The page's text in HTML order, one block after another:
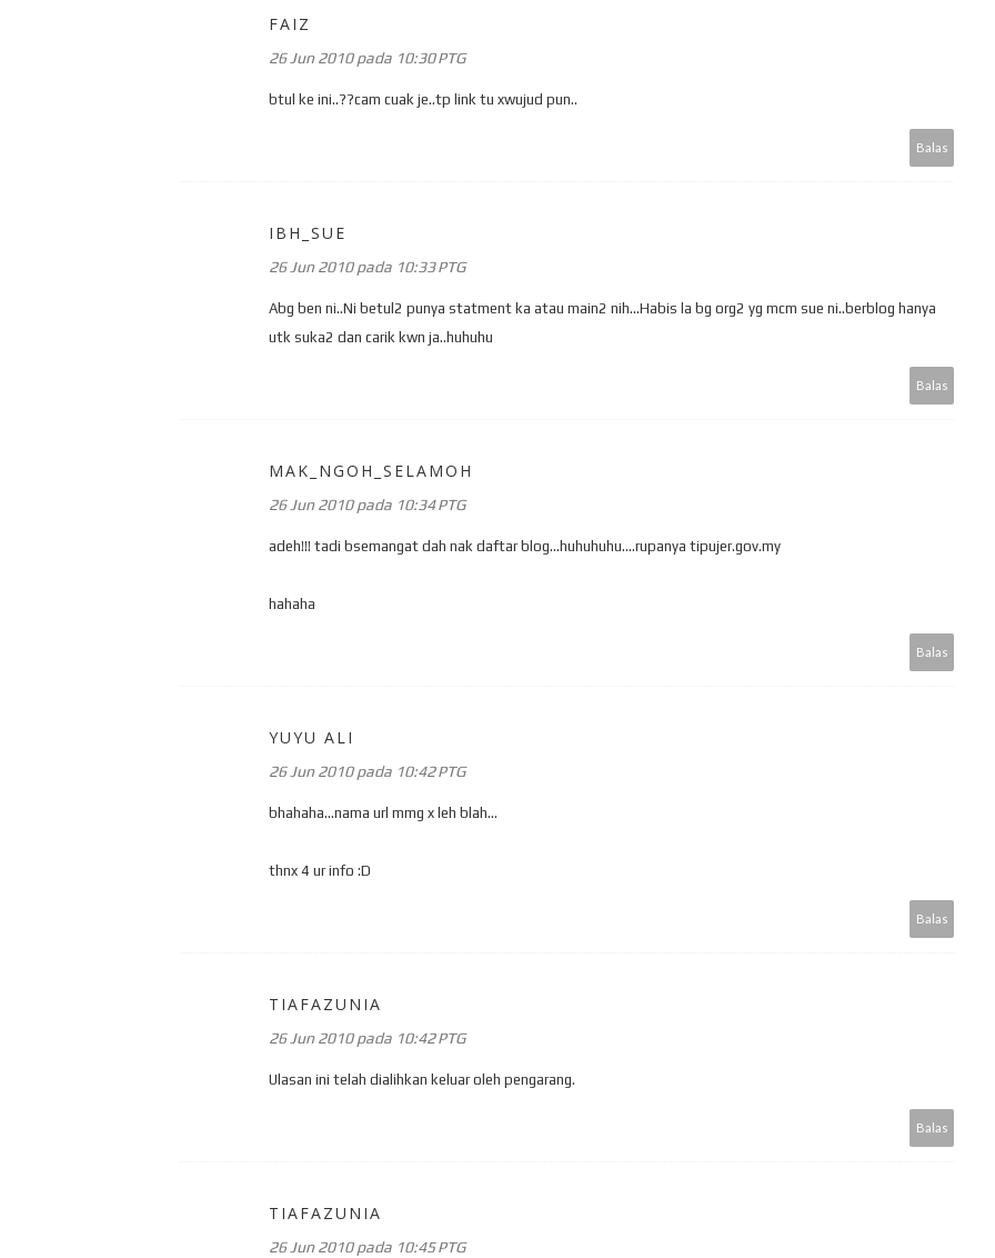
FAIZ
26 Jun 2010 pada 10:30 PTG
btul ke ini..??cam cuak je..tp link tu xwujud pun..
Balas
IBH_SUE
26 Jun 2010 pada 10:33 PTG
Abg ben ni..Ni betul2 punya statment ka atau main2 nih...Habis la bg org2 yg mcm sue ni..berblog hanya
utk suka2 dan carik kwn ja..huhuhu
Balas
MAK_NGOH_SELAMOH
26 Jun 2010 pada 10:34 PTG
adeh!!! tadi bsemangat dah nak daftar blog...huhuhuhu....rupanya tipujer.gov.my
hahaha
Balas
YUYU ALI
26 Jun 2010 pada 10:42 PTG
bhahaha...nama url mmg x leh blah...
thnx 4 ur info :D
Balas
TIAFAZUNIA
26 Jun 2010 pada 10:42 PTG
Ulasan ini telah dialihkan keluar oleh pengarang.
Balas
TIAFAZUNIA
26 Jun 2010 pada 10:45 PTG